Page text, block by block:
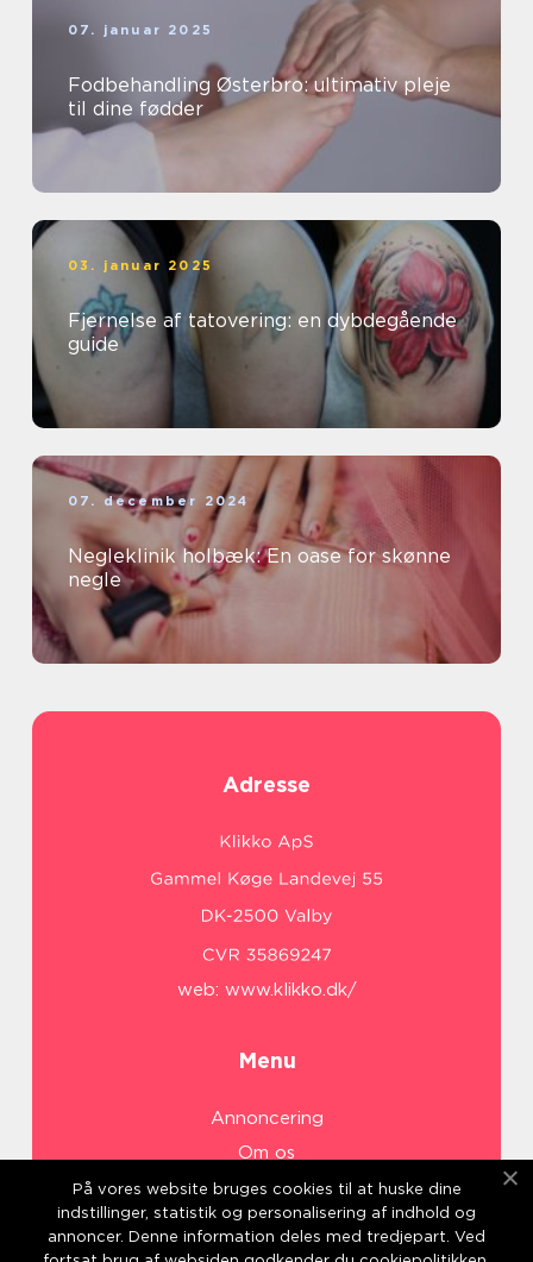
07. januar 2025
Fodbehandling Østerbro: ultimativ pleje
til dine fødder
03. januar 2025
Fjernelse af tatovering: en dybdegående
guide
07. december 2024
Negleklinik holbæk: En oase for skønne
negle
Adresse
web: www.klikko.dk/
Menu
Annoncering
Om os
Cookies
Kontakt os
Sitemap
På vores website bruges cookies til at huske dine
indstillinger, statistik og personalisering af indhold og
annoncer. Denne information deles med tredjepart. Ved